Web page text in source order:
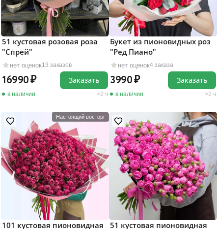
нет оценок13 заказов
51 кустовая розовая роза
"Cпрей"
16990
в наличии 2 ч
Заказать
нет оценок4 заказа
Букет из пионовидных роз
"Ред Пиано"
3990
в наличии 2 ч
Заказать
Настоящий восторг
101 кустовая пионовидная 51 кустовая пионовидная